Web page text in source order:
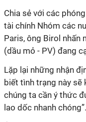
Chia sẻ với các
tài chính Nhóm các
Paris, ông Birol nhấn
(dầu mỏ - PV) đang
Lặp lại những nhận
biết tình trạng này sẽ
chúng ta cần ý thức
lao dốc nhanh chóng”.